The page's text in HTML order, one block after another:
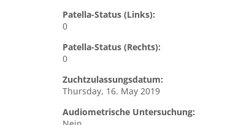
Patella-Status (Links):
0
Patella-Status (Rechts):
0
Zuchtzulassungsdatum:
Thursday, 16. May 2019
Audiometrische Untersuchung: